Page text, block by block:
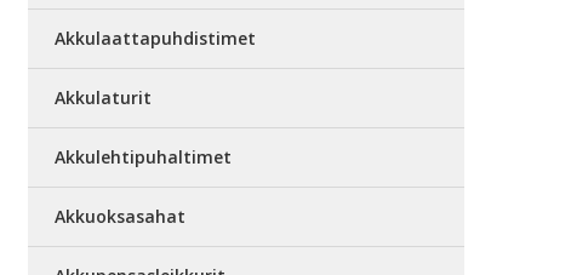
Akkulaattapuhdistimet
Akkulaturit
Akkulehtipuhaltimet
Akkuoksasahat